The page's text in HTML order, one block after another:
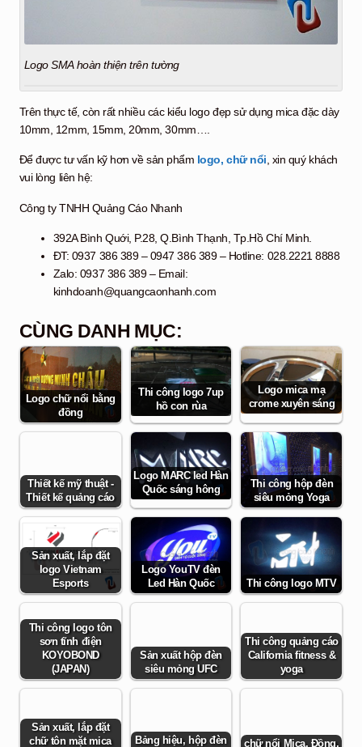
Logo SMA hoàn thiện trên tường
Trên thực tế, còn rất nhiều các kiểu logo đẹp sử dụng mica đặc dày
10mm, 12mm, 15mm, 20mm, 30mm….
Để được tư vấn kỹ hơn về sản phẩm logo, chữ nổi , xin quý khách
vui lòng liên hệ:
Công ty TNHH Quảng Cáo Nhanh
392A Bình Quới, P.28, Q.Bình Thạnh, Tp.Hồ Chí Minh.
ĐT: 0937 386 389 – 0947 386 389 – Hotline: 028.2221 8888
Zalo: 0937 386 389 – Email:
kinhdoanh@quangcaonhanh.com
CÙNG DANH MỤC:
Logo chữ nổi bằng
đồng
Thi công logo 7up
hồ con rùa
Logo mica mạ
crome xuyên sáng
Thiết kế mỹ thuật -
Thiết kế quảng cáo
Logo MARC led Hàn
Quốc sáng hông
Thi công hộp đèn
siêu mỏng Yoga
Sản xuất, lắp đặt
logo Vietnam
Esports
Logo YouTV đèn
Led Hàn Quốc
Thi công logo MTV
Thi công logo tôn
sơn tĩnh điện
KOYOBOND
(JAPAN)
Sản xuất hộp đèn
siêu mỏng UFC
Thi công quảng cáo
California fitness &
yoga
Sản xuất, lắp đặt
chữ tôn mặt mica
Bảng hiệu, hộp đèn chữ nổi Mica, Đồng,